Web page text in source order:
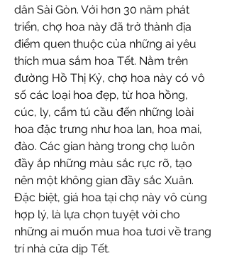
dân Sài Gòn. Với hơn 30 năm phát
triển, chợ hoa này đã trở thành địa
điểm quen thuộc của những ai yêu
thích mua sắm hoa Tết. Nằm trên
đường Hồ Thị Kỷ, chợ hoa này có vô
số các loại hoa đẹp, từ hoa hồng,
cúc, ly, cẩm tú cầu đến những loài
hoa đặc trưng như hoa lan, hoa mai,
đào. Các gian hàng trong chợ luôn
đầy ắp những màu sắc rực rỡ, tạo
nên một không gian đầy sắc Xuân.
Đặc biệt, giá hoa tại chợ này vô cùng
hợp lý, là lựa chọn tuyệt vời cho
những ai muốn mua hoa tươi về trang
trí nhà cửa dịp Tết.